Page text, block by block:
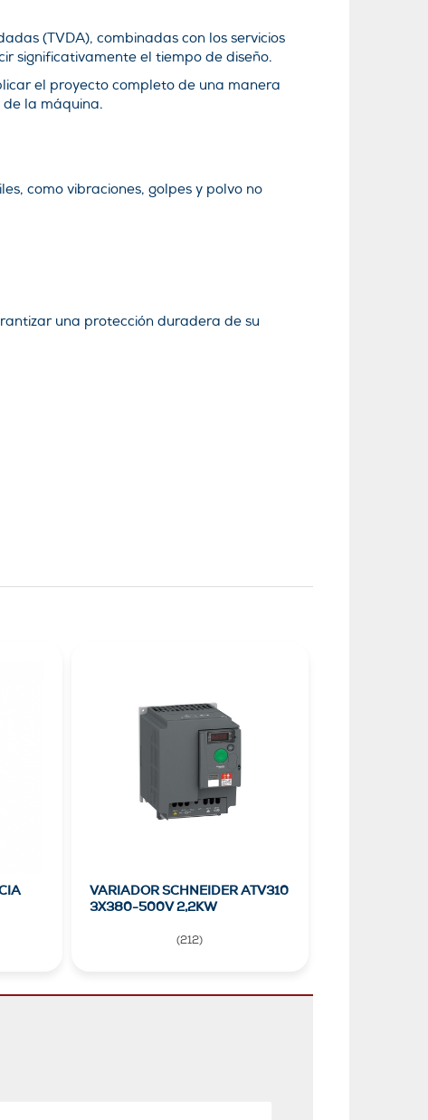
(TVDA), combinadas con los servicios
significativamente el tiempo de diseño.
el proyecto completo de una manera
la máquina.
como vibraciones, golpes y polvo no
una protección duradera de su
VARIADOR SCHNEIDER ATV310
3X380-500V 2,2KW
(212)